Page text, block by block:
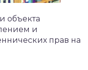
объекта
и
прав на